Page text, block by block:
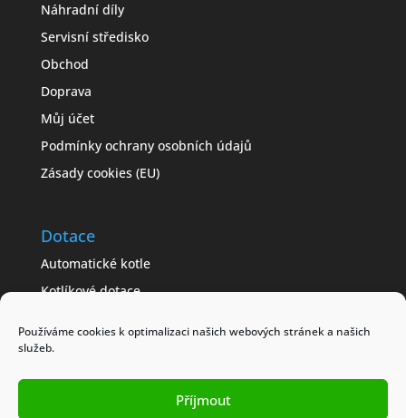
Používáme cookies k optimalizaci našich webových stránek a našich
služeb.
Příjmout
Náhradní díly
Servisní středisko
Obchod
Doprava
Můj účet
Podmínky ochrany osobních údajů
Zásady cookies (EU)
Dotace
Automatické kotle
Kotlíkové dotace
Jak získat dotaci